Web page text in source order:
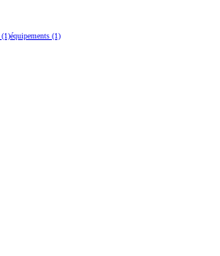
(1)équipements (1)